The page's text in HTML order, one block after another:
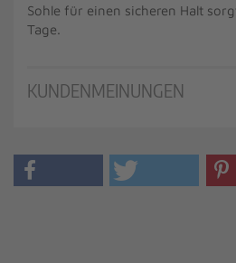
Sohle für einen sicheren Halt
Tage.
KUNDENMEINUNGEN